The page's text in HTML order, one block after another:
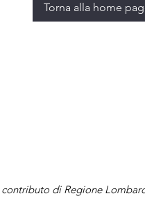
Torna alla home
contributo di Regione